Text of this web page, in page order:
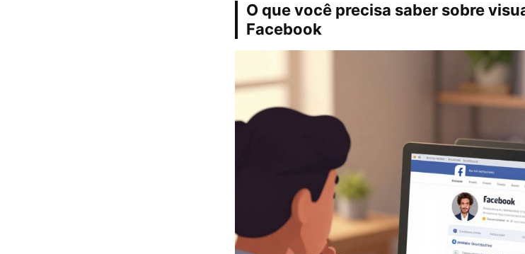
O que você precisa saber sobre
Facebook